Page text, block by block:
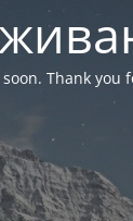
Thank you